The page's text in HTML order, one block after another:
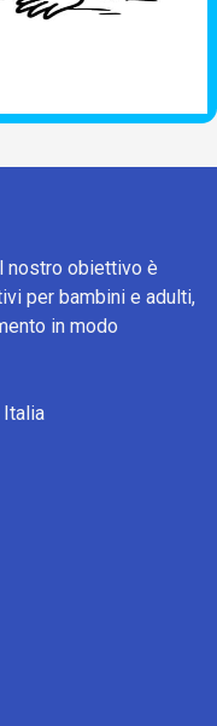
nostro obiettivo è
per bambini e adulti,
in modo
Italia